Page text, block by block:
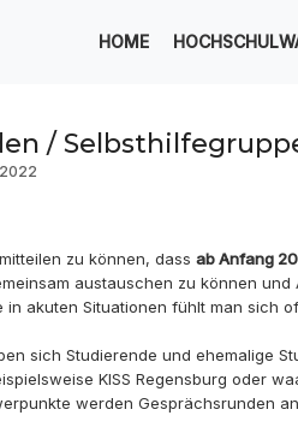
HOME
/
zu können, dass ab Anfang
austauschen zu können
in akuten Situationen fühlt man sich
sich Studierende und ehemalige
KISS Regensburg oder
werden Gesprächsrunden